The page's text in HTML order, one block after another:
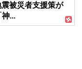
震被災者支援策が
...